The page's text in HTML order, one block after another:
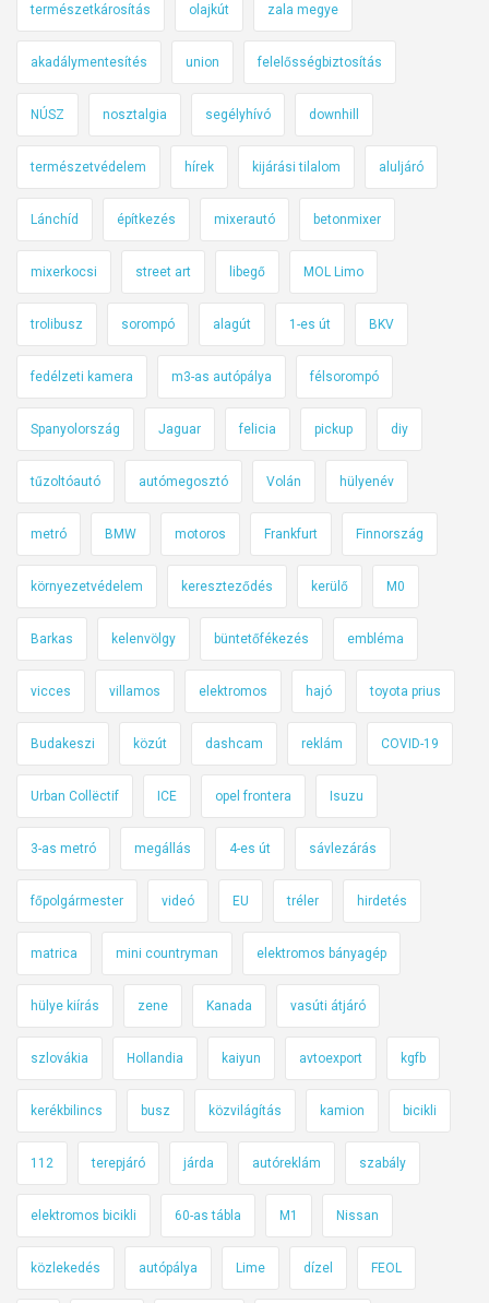
természetkárosítás olajkút zala megye
akadálymentesítés union felelősségbiztosítás
NÚSZ nosztalgia segélyhívó downhill
természetvédelem hírek kijárási tilalom aluljáró
Lánchíd építkezés mixerautó betonmixer
mixerkocsi street art libegő MOL Limo
trolibusz sorompó alagút 1-es út BKV
fedélzeti kamera m3-as autópálya félsorompó
Spanyolország Jaguar felicia pickup diy
tűzoltóautó autómegosztó Volán hülyenév
metró BMW motoros Frankfurt Finnország
környezetvédelem kereszteződés kerülő M0
Barkas kelenvölgy büntetőfékezés embléma
vicces villamos elektromos hajó toyota prius
Budakeszi közút dashcam reklám COVID-19
Urban Collëctif ICE opel frontera Isuzu
3-as metró megállás 4-es út sávlezárás
főpolgármester videó EU tréler hirdetés
matrica mini countryman elektromos bányagép
hülye kiírás zene Kanada vasúti átjáró
szlovákia Hollandia kaiyun avtoexport kgfb
kerékbilincs busz közvilágítás kamion bicikli
112 terepjáró járda autóreklám szabály
elektromos bicikli 60-as tábla M1 Nissan
közlekedés autópálya Lime dízel FEOL